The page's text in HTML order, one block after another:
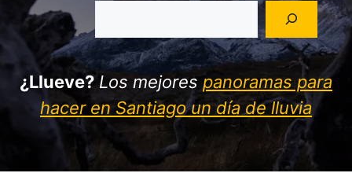
Buscar
¿Llueve? Los mejores panoramas para
hacer en Santiago un día de lluvia